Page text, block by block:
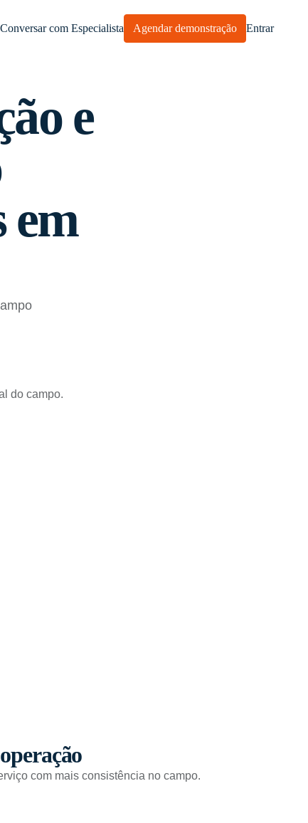
Conversar com Especialista Agendar demonstração Entrar
e
em
do campo.
com mais consistência no campo.